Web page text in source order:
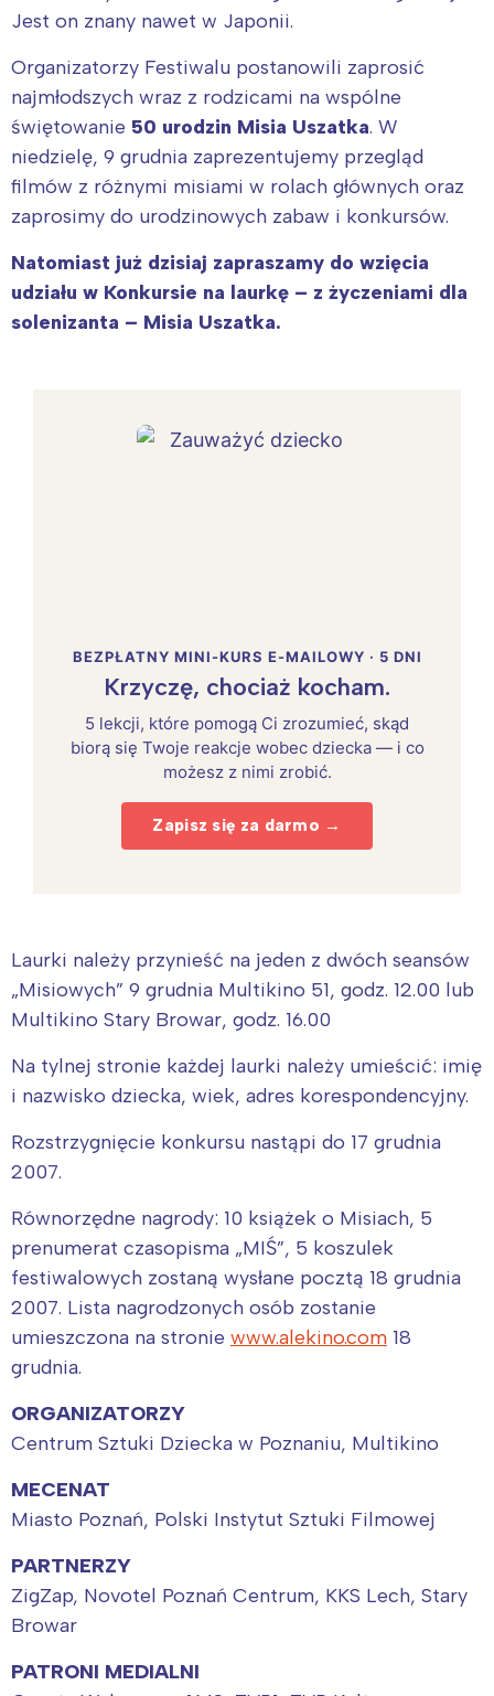
Jest on znany nawet w Japonii.
Organizatorzy Festiwalu postanowili zaprosić
najmłodszych wraz z rodzicami na wspólne
świętowanie 50 urodzin Misia Uszatka. W
niedzielę, 9 grudnia zaprezentujemy przegląd
filmów z różnymi misiami w rolach głównych oraz
zaprosimy do urodzinowych zabaw i konkursów.
Natomiast już dzisiaj zapraszamy do wzięcia
udziału w Konkursie na laurkę – z życzeniami dla
solenizanta – Misia Uszatka.
BEZPŁATNY MINI-KURS E-MAILOWY · 5 DNI
Krzyczę, chociaż kocham.
5 lekcji, które pomogą Ci zrozumieć, skąd
biorą się Twoje reakcje wobec dziecka — i co
możesz z nimi zrobić.
Zapisz się za darmo →
Laurki należy przynieść na jeden z dwóch seansów
„Misiowych” 9 grudnia Multikino 51, godz. 12.00 lub
Multikino Stary Browar, godz. 16.00
Na tylnej stronie każdej laurki należy umieścić: imię
i nazwisko dziecka, wiek, adres korespondencyjny.
Rozstrzygnięcie konkursu nastąpi do 17 grudnia
2007.
Równorzędne nagrody: 10 książek o Misiach, 5
prenumerat czasopisma „MIŚ”, 5 koszulek
festiwalowych zostaną wysłane pocztą 18 grudnia
2007. Lista nagrodzonych osób zostanie
umieszczona na stronie www.alekino.com 18
grudnia.
ORGANIZATORZY
Centrum Sztuki Dziecka w Poznaniu, Multikino
MECENAT
Miasto Poznań, Polski Instytut Sztuki Filmowej
PARTNERZY
ZigZap, Novotel Poznań Centrum, KKS Lech, Stary
Browar
PATRONI MEDIALNI